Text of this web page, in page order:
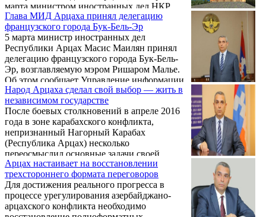
марта министром иностранных дел НКР
Масисом Маиляном и министром обороны
НКР Левоном Мнацаканяном.
Глава МИД Арцаха принял делегацию
французского города Бук-Бель-Эр
5 марта министр иностранных дел
Республики Арцах Масис Маилян принял
делегацию французского города Бук-Бель-
Эр, возглавляемую мэром Ришаром Малье.
Об этом сообщает Управление информации
и по связям с общественностью МИД
Республики Арцах.
Народ Арцаха сделал свой выбор — жить в
независимом государстве
После боевых столкновений в апреле 2016
года в зоне карабахского конфликта,
непризнанный Нагорный Карабах
(Республика Арцах) несколько
переосмыслил основные задачи своей
внешней политики. В числе прочего,
Степанакерт стал внимательнее
присматриваться к Ирану. Исламская
Республика — единственная региональная
держава, непосредственно граничащая
Арцах настаивает на восстановлении
трехстороннего формата переговоров
Для достижения реального прогресса в
процессе урегулирования азербайджано-
арцахского конфликта необходимо